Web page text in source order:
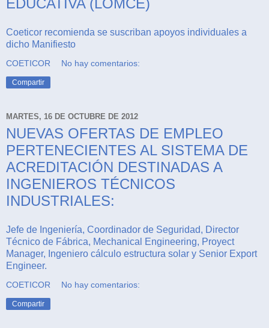
EDUCATIVA (LOMCE)
Coeticor recomienda se suscriban apoyos individuales a
dicho Manifiesto
COETICOR No hay comentarios:
Compartir
MARTES, 16 DE OCTUBRE DE 2012
NUEVAS OFERTAS DE EMPLEO
PERTENECIENTES AL SISTEMA DE
ACREDITACIÓN DESTINADAS A
INGENIEROS TÉCNICOS
INDUSTRIALES:
Jefe de Ingeniería, Coordinador de Seguridad, Director
Técnico de Fábrica, Mechanical Engineering, Proyect
Manager, Ingeniero cálculo estructura solar y Senior Export
Engineer.
COETICOR No hay comentarios:
Compartir